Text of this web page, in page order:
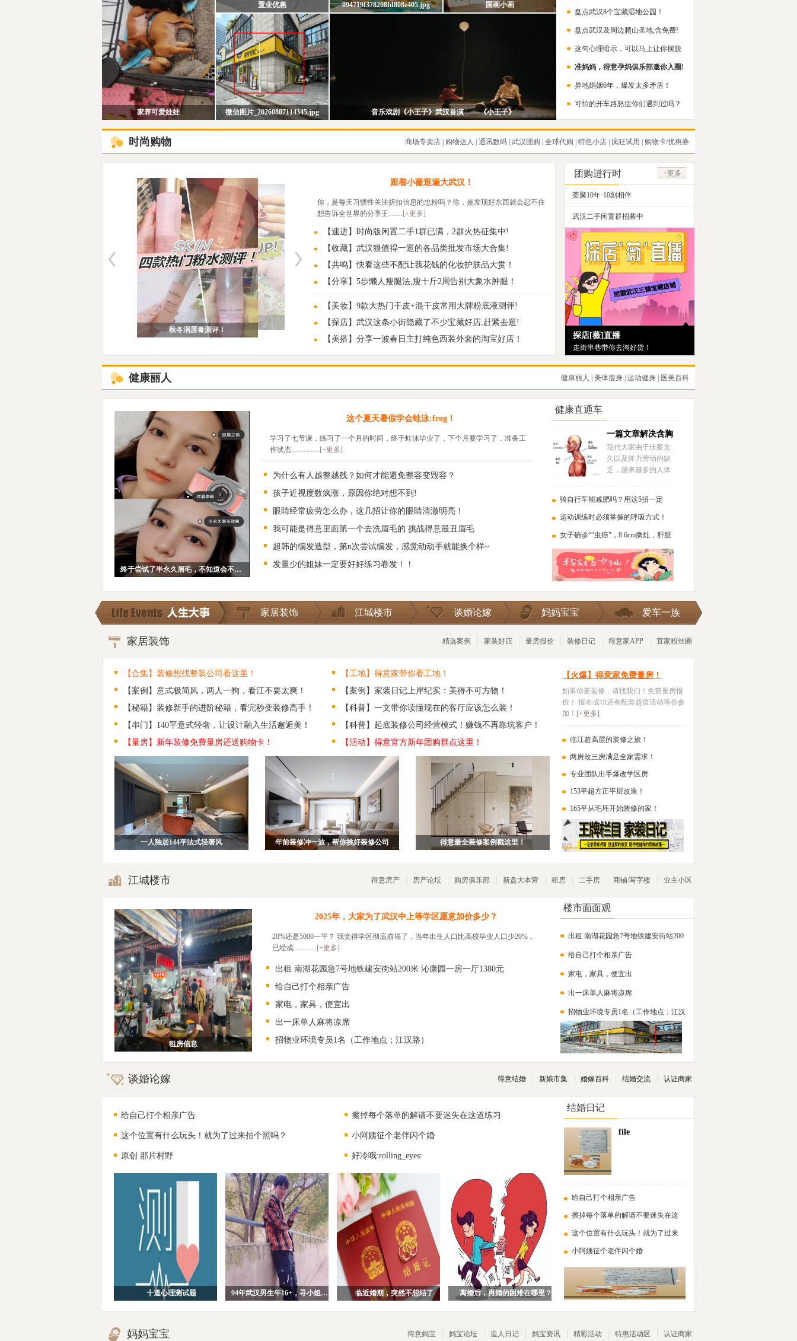
家养可爱娃娃
置业优惠 094719f378208fd808e405.jpg 国画小画
微信图片_20260807114345.jpg 音乐戏剧《小王子》武汉首演 ——《小王子》
盘点武汉8个宝藏湿地公园！
盘点武汉及周边爬山圣地,含免费!
这句心理暗示，可以马上让你摆脱
内耗！
准妈妈，得意孕妈俱乐部邀你入圈!
异地婚姻6年，爆发太多矛盾！
可怕的开车路怒症你们遇到过吗？
时尚购物 商场专卖店 购物达人 通讯数码 武汉团购 全球代购 特色小店 疯狂试用 购物卡/优惠券
我的春日OOTD
秋冬润唇膏测评！
春日购物欲UP！
跟着小薇逛遍大武汉！
你，是每天习惯性关注折扣信息的忠粉吗？你，是发现好东西就会忍不住
想告诉全世界的分享王…… [+更多]
【速进】时尚版闲置二手1群已满，2群火热征集中!
【收藏】武汉狠值得一逛的各品类批发市场大合集!
【共鸣】快看这些不配让我花钱的化妆护肤品大赏！
【分享】5步懒人瘦腿法,瘦十斤2周告别大象水肿腿！
【美妆】9款大热门干皮+混干皮常用大牌粉底液测评!
【探店】武汉这条小街隐藏了不少宝藏好店,赶紧去逛!
【美搭】分享一波春日主打纯色西装外套的淘宝好店！
团购进行时 +更多
荟聚10年·10刻相伴
武汉二手闲置群招募中
探店[薇]直播
走街串巷带你去淘好货！
健康丽人 健康丽人 美体瘦身 运动健身 医美百科
终于尝试了半永久眉毛，不知道会不会后悔~
这个夏天暑假学会蛙泳:frog！
学习了七节课，练习了一个月的时间，终于蛙泳毕业了，下个月要学习了，准备工
作状态………… [+更多]
为什么有人越整越残？如何才能避免整容变毁容？
孩子近视度数疯涨，原因你绝对想不到!
眼睛经常疲劳怎么办，这几招让你的眼睛清澈明亮！
我可能是得意里面第一个去洗眉毛的 挑战得意最丑眉毛
超韩的编发造型，第n次尝试编发，感觉动动手就能换个样~
发量少的姐妹一定要好好练习卷发！！
健康直通车
一篇文章解决含胸
驼背的问题！
现代大家由于伏案太
久以及体力劳动的缺
乏，越来越多的人体
骑自行车能减肥吗？用这5招一定
瘦！运动训练时必须掌握的呼吸方式！
女子确诊“"虫癌"，8.6cm病灶，肝脏
险被
家居装饰 江城楼市 谈婚论嫁 妈妈宝宝 爱车一族
家居装饰 精选案例 家装好店 量房报价 装修日记 得意家APP 宜家粉丝圈
【合集】装修想找整装公司看这里！
【案例】意式极简风，两人一狗，看江不要太爽！
【秘籍】装修新手的进阶秘籍，看完秒变装修高手！
【串门】140平意式轻奢，让设计融入生活邂逅美！
【量房】新年装修免费量房还送购物卡！
【工地】得意家带你看工地！
【案例】家装日记上岸纪实：美得不可方物！
【科普】一文带你读懂现在的客厅应该怎么装！
【科普】起底装修公司经营模式！赚钱不再靠坑客户！
【活动】得意官方新年团购群点这里！
一人独居144平法式轻奢风 年前装修冲一波，帮你挑好装修公司 得意最全装修案例戳这里！
【火爆】得意家免费量房！
如果你要装修，请找我们！免费量房报
价！ 报名成功还有配套超值活动等你参
加！ [+更多]
临江超高层的装修之旅！
两房改三房满足全家需求！
专业团队出手爆改学区房
153平超方正平层改造！
165平从毛坯开始装修的家！
江城楼市 得意房产 房产论坛 购房俱乐部 新盘大本营 租房 二手房 商铺/写字楼 业主小区
租房信息
2025年，大家为了武汉中上等学区愿意加价多少？
20%还是5000一平？ 我觉得学区彻底崩塌了，当年出生人口比高校毕业人口少20%，
已经成 ... …… [+更多]
出租 南湖花园急7号地铁建安街站200米 沁康园一房一厅1380元
给自己打个相亲广告
家电，家具，便宜出
出一床单人麻将凉席
招物业环境专员1名（工作地点；江汉路）
楼市面面观
出租 南湖花园急7号地铁建安街站200
米 沁康
给自己打个相亲广告
家电，家具，便宜出
出一床单人麻将凉席
招物业环境专员1名（工作地点；江汉
路）
谈婚论嫁 得意结婚 新娘市集 婚嫁百科 结婚交流 认证商家
给自己打个相亲广告 擦掉每个落单的解请不要迷失在这道练习
这个位置有什么玩头！就为了过来拍个照吗？ 小阿姨征个老伴闪个婚
原创 那片村野 好冷哦:rolling_eyes:
十道心理测试题 94年武汉男生年16+，寻小姐姐一枚！ 临近婚期，突然不想结了 离婚后，再婚的困难在哪里？
结婚日记
file
给自己打个相亲广告
擦掉每个落单的解请不要迷失在这
这个位置有什么玩头！就为了过来
小阿姨征个老伴闪个婚
妈妈宝宝 得意妈宝 妈宝论坛 造人日记 妈宝资讯 精彩活动 特惠活动区 认证商家